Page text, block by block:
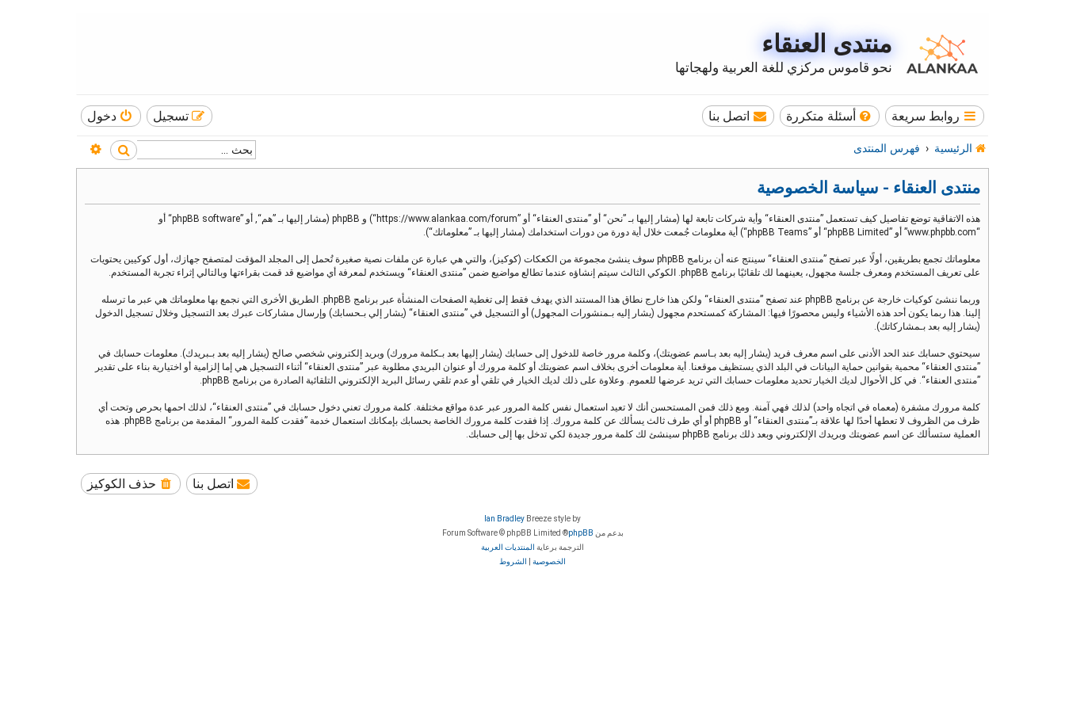
منتدى العنقاء
نحو قاموس مركزي للغة العربية ولهجاتها
روابط سريعة أسئلة متكررة اتصل بنا دخول تسجيل
الرئيسية فهرس المنتدى بحث
منتدى العنقاء - سياسة الخصوصية
هذه الاتفاقية توضع تفاصيل كيف تستعمل ”منتدى العنقاء“ وأية شركات تابعة لها (مشار إليها بـ ”نحن“ أو ”منتدى العنقاء“ أو ”https://www.alankaa.com/forum“) و phpBB (مشار إليها بـ ”هم“, أو ”phpBB software“ أو
“www.phpbb.com” أو ”phpBB Limited“ أو ”phpBB Teams“) أية معلومات جُمعت خلال أية دورة من دورات استخدامك (مشار إليها بـ ”معلوماتك“).
معلوماتك تجمع بطريقين، أولًا عبر تصفح ”منتدى العنقاء“ سينتج عنه أن برنامج phpBB سوف ينشئ مجموعة من الكعكات (كوكيز)، والتي هي عبارة عن ملفات نصية صغيرة تُحمل إلى المجلد المؤقت لمتصفح جهازك، أول كوكيين يحتويات
على تعريف المستخدم ومعرف جلسة مجهول، يعينهما لك تلقائيًا برنامج phpBB. الكوكي الثالث سيتم إنشاؤه عندما تطالع مواضيع ضمن ”منتدى العنقاء“ ويستخدم لمعرفة أي مواضيع قد قمت بقراءتها وبالتالي إثراء تجربة المستخدم.
وربما ننشئ كوكيات خارجة عن برنامج phpBB عند تصفح ”منتدى العنقاء“ ولكن هذا خارج نطاق هذا المستند الذي يهدف فقط إلى تغطية الصفحات المنشأة عبر برنامج phpBB. الطريق الأخرى التي نجمع بها معلوماتك هي عبر ما ترسله
إلينا. هذا ربما يكون أحد هذه الأشياء وليس محصورًا فيها: المشاركة كمستحدم مجهول (يشار إليه بـمنشورات المجهول) أو التسجيل في ”منتدى العنقاء“ (يشار إلي بـحسابك) وإرسال مشاركات عبرك بعد التسجيل وخلال تسجيل الدخول
(يشار إليه بعد بـمشاركاتك).
سيحتوي حسابك عند الحد الأدنى على اسم معرف فريد (يشار إليه بعد بـاسم عضويتك)، وكلمة مرور خاصة للدخول إلى حسابك (يشار إليها بعد بـكلمة مرورك) وبريد إلكتروني شخصي صالح (يشار إليه بعد بـبريدك). معلومات حسابك في
”منتدى العنقاء“ محمية بقوانين حماية البيانات في البلد الذي يستظيف موقعنا. أية معلومات أخرى بخلاف اسم عضويتك أو كلمة مرورك أو عنوان البريدي مطلوبة عبر ”منتدى العنقاء“ أثناء التسجيل هي إما إلزامية أو اختيارية بناء على تقدير
”منتدى العنقاء“. في كل الأحوال لديك الخيار تحديد معلومات حسابك التي تريد عرضها للعموم. وعلاوة على ذلك لديك الخيار في تلقي أو عدم تلقي رسائل البريد الإلكتروني التلقائية الصادرة من برنامج phpBB.
كلمة مرورك مشفرة (معماه في اتجاه واحد) لذلك فهي آمنة. ومع ذلك فمن المستحسن أنك لا تعيد استعمال نفس كلمة المرور عبر عدة مواقع مختلفة. كلمة مرورك تعني دخول حسابك في ”منتدى العنقاء“، لذلك احمها بحرص وتحت أي
ظرف من الظروف لا تعطها أحدًا لها علاقة بـ”منتدى العنقاء“ أو phpBB أو أي طرف ثالث يسألك عن كلمة مرورك. إذا فقدت كلمة مرورك الخاصة بحسابك بإمكانك استعمال خدمة ”فقدت كلمة المرور“ المقدمة من برنامج phpBB. هذه
العملية ستسألك عن اسم عضويتك وبريدك الإلكتروني وبعد ذلك برنامج phpBB سينشئ لك كلمة مرور جديدة لكي تدخل بها إلى حسابك.
حذف الكوكيز اتصل بنا
Breeze style by
Ian Bradley
بدعم من phpBB
® Forum Software © phpBB Limited
الترجمة برعاية المنتديات العربية
الخصوصية
الشروط